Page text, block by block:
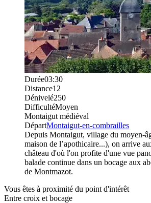
Durée03:30
Distance12
Dénivelé250
DifficultéMoyen
Montaigut médiéval
DépartMontaigut-en-combrailles
Depuis Montaigut, village du moyen-
maison de l’apothicaire...), on arrive
château d'où l'on profite d'une vue
balade continue dans un bocage aux
de Montmazot.
Vous êtes à proximité du point d'intérêt
Entre croix et bocage